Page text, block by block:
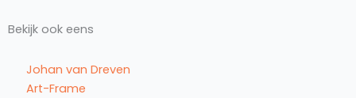
Bekijk ook eens
Johan van Dreven
Art-Frame